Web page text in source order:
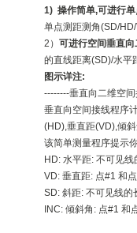
1) 操作简单,可进行
单点测距测角(SD/
2） 可进行空间垂直
的直线距离(SD)/水平
图示详注:
--------垂直向二维空
垂直向空间接线程序
(HD),垂直距(VD),倾
该简单测量程序提示
HD: 水平距: 不可见
VD: 垂直距: 点#1 和
SD: 斜距: 不可见线的
INC: 倾斜角: 点#1 和